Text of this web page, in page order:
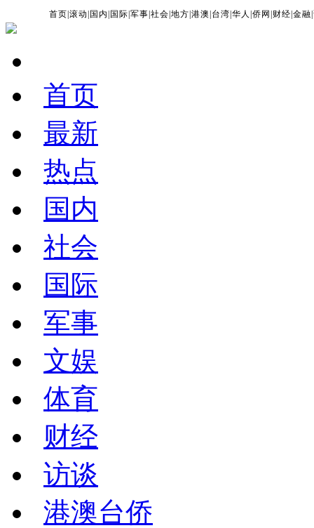
首页 |滚动 国内 国际 |军事 |社会 |地方 |港澳 台湾 |华人 |侨网 财经 |金融 |
首页
最新
热点
国内
社会
国际
军事
文娱
体育
财经
访谈
港澳台侨